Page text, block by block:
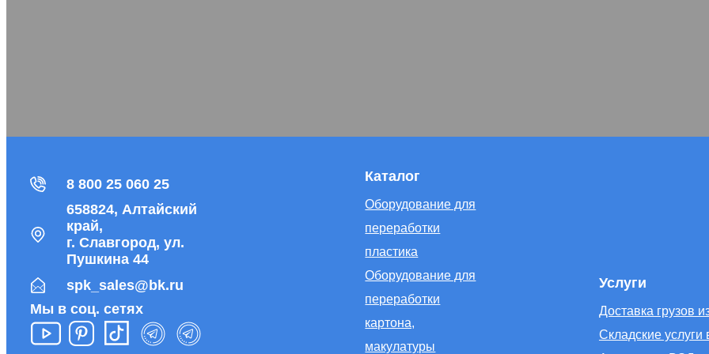
8 800 25 060 25
658824, Алтайский
край,
г. Славгород, ул.
Пушкина 44
spk_sales@bk.ru
Мы в соц. сетях
Каталог
Оборудование для
переработки
пластика
Оборудование для
переработки
картона,
макулатуры
Услуги
Доставка грузов
Складские услуги